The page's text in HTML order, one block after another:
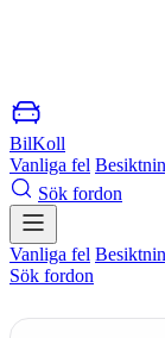
BilKoll
Vanliga fel
Sök fordon
Vanliga fel
Sök fordon